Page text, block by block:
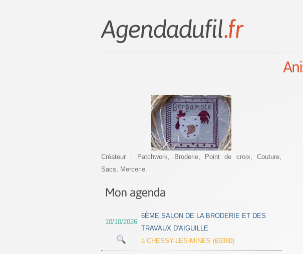
Créateur : Patchwork, Broderie, Point de croix, Couture,
Sacs, Mercerie.
10/10/2026
6ÈME SALON DE LA BRODERIE ET DES
TRAVAUX D'AIGUILLE
à CHESSY-LES-MINES (69380)